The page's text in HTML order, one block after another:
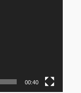
00:40